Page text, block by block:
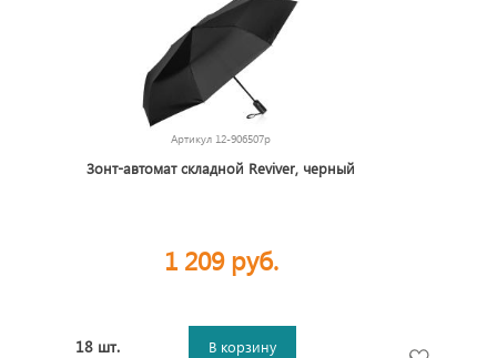
Артикул 12-906507p
Зонт-автомат складной Reviver, черный
1 209 руб.
18 шт. В корзину